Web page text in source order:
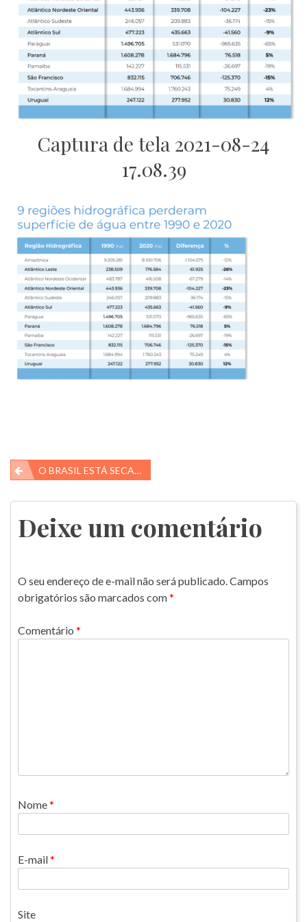
Captura de tela 2021-08-24
17.08.39
Navegação
de
Post
O BRASIL ESTÁ SECANDO…
Deixe um comentário
O seu endereço de e-mail não será publicado.Campos
obrigatórios são marcados com*
Comentário *
Nome*
E-mail*
Site